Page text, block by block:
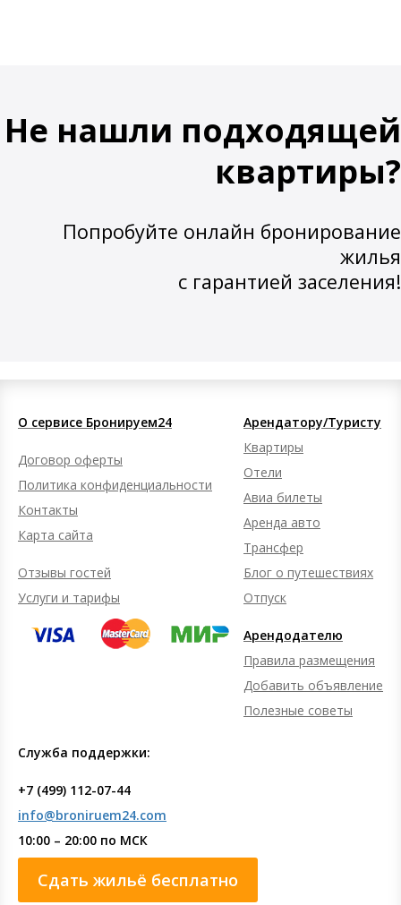
Не нашли подходящей
квартиры?
Попробуйте онлайн бронирование
жилья
с гарантией заселения!
О сервисе Бронируем24
Договор оферты
Политика конфиденциальности
Контакты
Карта сайта
Отзывы гостей
Услуги и тарифы
Арендатору/Туристу
Квартиры
Отели
Авиа билеты
Аренда авто
Трансфер
Блог о путешествиях
Отпуск
Арендодателю
Правила размещения
Добавить объявление
Полезные советы
Служба поддержки:
+7 (499) 112-07-44
info@broniruem24.com
10:00 – 20:00 по МСК
Сдать жильё бесплатно